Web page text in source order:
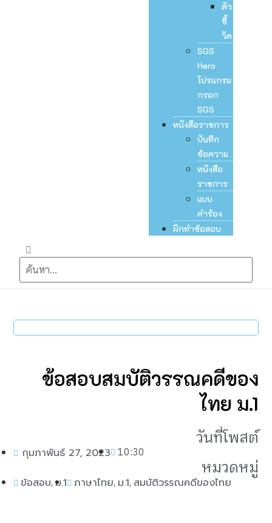
ตัว
ชี้
วัด
SGS
Hero
โปรแกรม
กรอก
SGS
หนังสือราชการ
บันทึก
ข้อความ
หนังสือ
ราชการ
แบบ
คำร้อง
ฝึกทำข้อสอบ
ข้อสอบสมบัติวรรณคดีของ
ไทย ม.1
วันที่โพสต์
กุมภาพันธ์ 27, 2023 10:30
หมวดหมู่
ข้อสอบ,ม.1 ภาษาไทย, ม.1, สมบัติวรรณคดีของไทย